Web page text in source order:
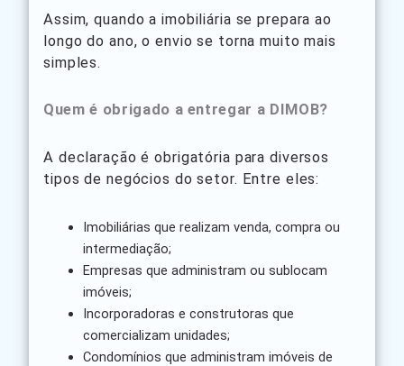
Assim, quando a imobiliária se prepara ao
longo do ano, o envio se torna muito mais
simples.
Quem é obrigado a entregar a DIMOB?
A declaração é obrigatória para diversos
tipos de negócios do setor. Entre eles:
Imobiliárias que realizam venda, compra ou
intermediação;
Empresas que administram ou sublocam
imóveis;
Incorporadoras e construtoras que
comercializam unidades;
Condomínios que administram imóveis de